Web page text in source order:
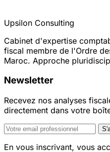
Upsilon Consulting
Cabinet d'expertise
fiscal membre de l'Ordre
Maroc. Approche
Newsletter
Recevez nos analyses
directement dans votre
En vous inscrivant, vous